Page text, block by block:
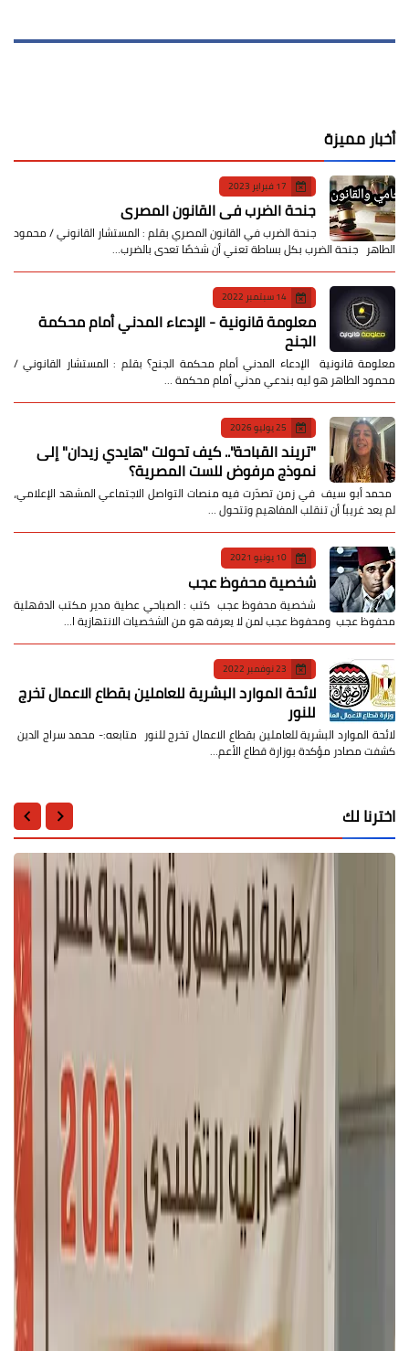
أخبار مميزة
17 فبراير 2023
جنحة الضرب في القانون المصري
جنحة الضرب في القانون المصري بقلم : المستشار القانوني / محمود
الطاهر جنحة الضرب بكل بساطة تعني أن شخصًا تعدى بالضرب…
14 سبتمبر 2022
معلومة قانونية - الإدعاء المدني أمام محكمة
الجنح
معلومة قانونية الإدعاء المدني أمام محكمة الجنح؟ بقلم : المستشار القانوني /
محمود الطاهر هو ليه بندعي مدني أمام محكمة …
25 يوليو 2026
​"تريند القباحة".. كيف تحولت "هايدي زيدان" إلى
نموذج مرفوض للست المصرية؟
​ محمد أبو سيف ​في زمن تصدّرت فيه منصات التواصل الاجتماعي المشهد الإعلامي،
لم يعد غريباً أن تنقلب المفاهيم وتتحول …
10 يونيو 2021
شخصية محفوظ عجب
شخصية محفوظ عجب كتب : الصباحي عطية مدير مكتب الدقهلية
محفوظ عجب ومحفوظ عجب لمن لا يعرفه هو من الشخصيات الانتهازية ا…
23 نوفمبر 2022
لائحة الموارد البشرية للعاملين بقطاع الاعمال تخرج
للنور
لائحة الموارد البشرية للعاملين بقطاع الاعمال تخرج للنور متابعه:- محمد سراج الدين
كشفت مصادر مؤكدة بوزارة قطاع الأعم…
اخترنا لك